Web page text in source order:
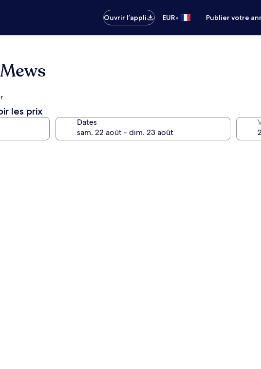
Ouvrir l’appli
EUR• Publier votre
les prix
Dates